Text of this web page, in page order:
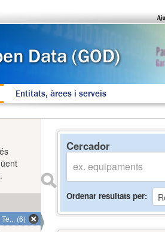
Entitats, àrees i serveis
Cercador
Ordenar resultats per
(6)